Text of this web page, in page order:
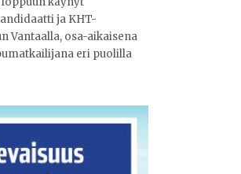
ja KHT-
Vantaalla, osa-aikaisena
eri puolilla